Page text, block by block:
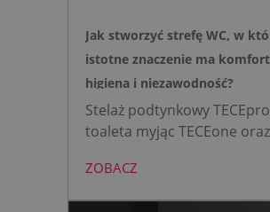
Jak stworzyć strefę WC, w
istotne znaczenie ma
higiena i niezawodność?
Stelaż podtynkowy
toaleta myjąc TECEone oraz
mini to zestaw, który warto
wybrać, gdy zależy nam na
ZOBACZ